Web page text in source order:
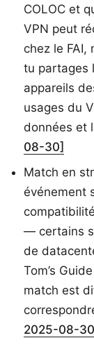
COLOC et
VPN peut
chez le FAI,
tu partages
appareils
usages du
données et
08-30]
Match en
événement
— certains
de
Tom’s
match est
2025-08-